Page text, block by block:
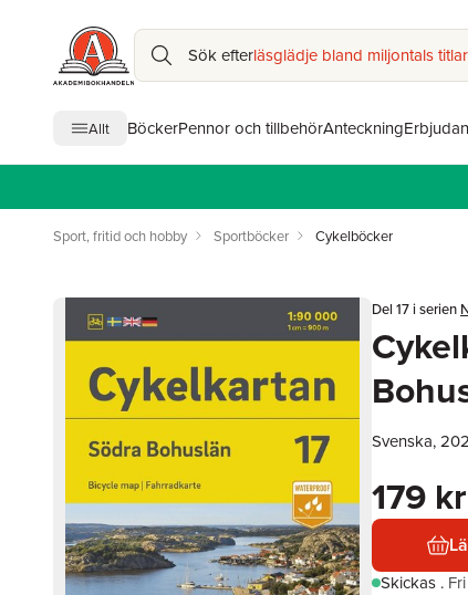
Sök efterläsglädje bland miljontals titlar
Allt BöckerPennor och tillbehörAnteckning
Sport, fritid och hobby Sportböcker Cykelböcker
Del 17 i serien
Svenska,
179 kr
Skickas .